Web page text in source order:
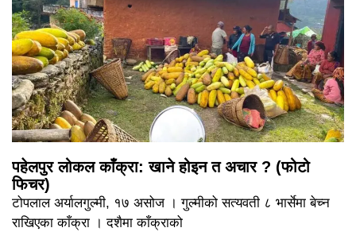
पहेलपुर लोकल काँक्रा: खाने होइन त अचार ? (फोटो
फिचर)
टोपलाल अर्यालगुल्मी, १७ असोज । गुल्मीको सत्यवती ८ भार्सेमा बेच्न
राखिएका काँक्रा । दशैमा काँक्राको